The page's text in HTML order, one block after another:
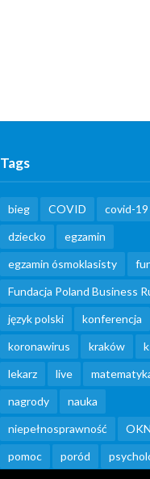
Tags
bieg COVID covid-19
dziecko
egzamin
egzamin ósmoklasisty
Fundacja Poland Business
język polski
konferencja
koronawirus
kraków
lekarz
live
nagrody
nauka
niepełnosprawność
OKN
pomoc
poród